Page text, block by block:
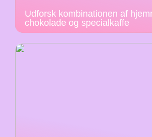
Udforsk kombinationen af
chokolade og specialkaffe